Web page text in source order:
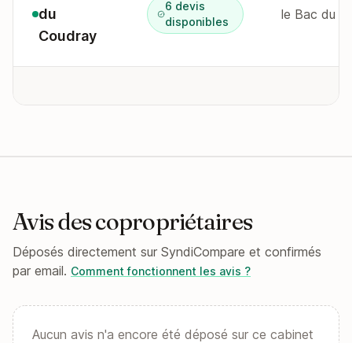
du
Coudray
6 devis
disponibles
le Bac du
Avis des copropriétaires
Déposés directement sur SyndiCompare et confirmés
par email. Comment fonctionnent les avis ?
Aucun avis n'a encore été déposé sur ce cabinet